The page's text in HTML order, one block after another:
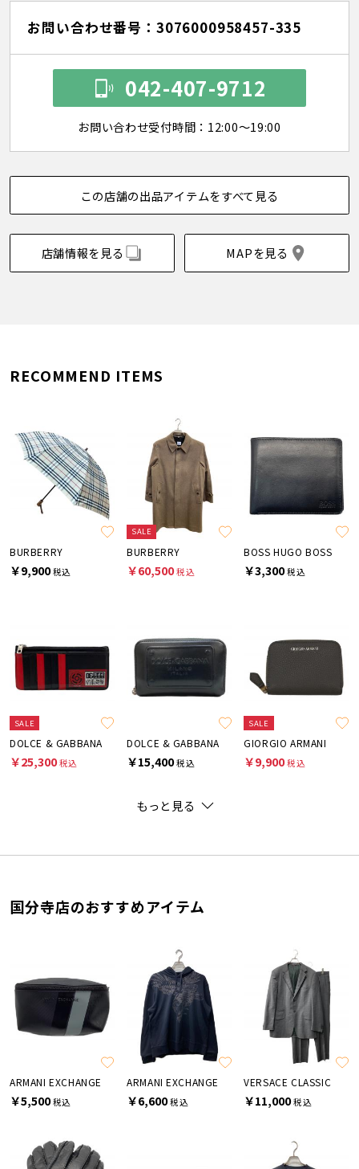
お問い合わせ番号：3076000958457-335
042-407-9712
お問い合わせ受付時間：12:00～19:00
この店舗の出品アイテムをすべて見る
店舗情報を見る MAPを見る
RECOMMEND ITEMS
BURBERRY
￥9,900税込
SALE
BURBERRY
￥60,500税込
BOSS HUGO BOSS
￥3,300税込
SALE
DOLCE & GABBANA
￥25,300税込
DOLCE & GABBANA
￥15,400税込
SALE
GIORGIO ARMANI
￥9,900税込
もっと見る
国分寺店のおすすめアイテム
ARMANI EXCHANGE
￥5,500税込
ARMANI EXCHANGE
￥6,600税込
VERSACE CLASSIC
￥11,000税込